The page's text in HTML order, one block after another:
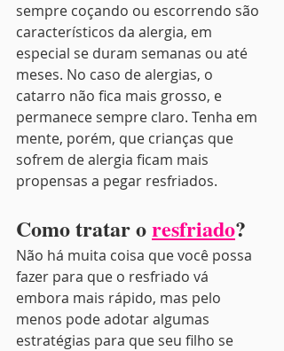
sempre coçando ou escorrendo são
característicos da alergia, em
especial se duram semanas ou até
meses. No caso de alergias, o
catarro não fica mais grosso, e
permanece sempre claro. Tenha em
mente, porém, que crianças que
sofrem de alergia ficam mais
propensas a pegar resfriados.
Como tratar o resfriado?
Não há muita coisa que você possa
fazer para que o resfriado vá
embora mais rápido, mas pelo
menos pode adotar algumas
estratégias para que seu filho se